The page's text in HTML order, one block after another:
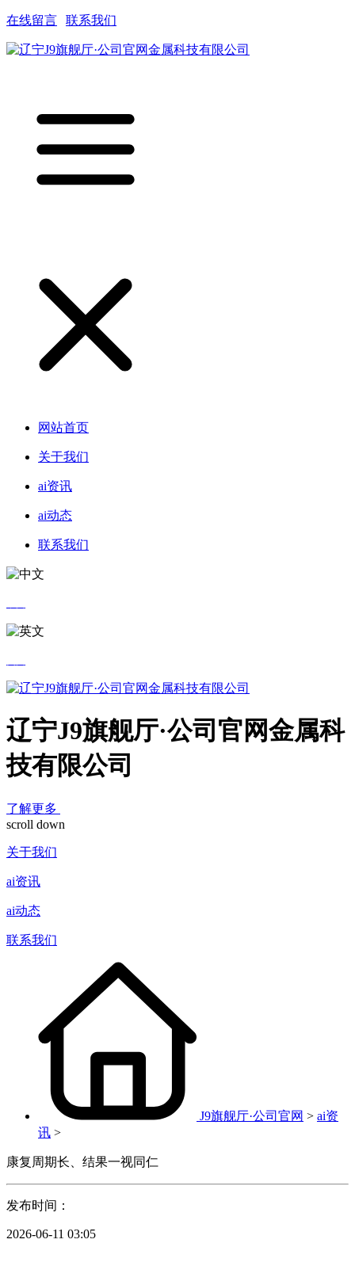
在线留言 联系我们
网站首页
关于我们
ai资讯
ai动态
联系我们
辽宁J9旗舰厅·公司官网金属科
技有限公司
了解更多
scroll down
关于我们
ai资讯
ai动态
联系我们
J9旗舰厅·公司官网 > ai资
讯 >
康复周期长、结果一视同仁
发布时间：
2026-06-11 03:05